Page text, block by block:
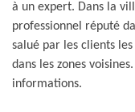
à un expert. Dans la
professionnel réputé
salué par les clients
dans les zones
informations.